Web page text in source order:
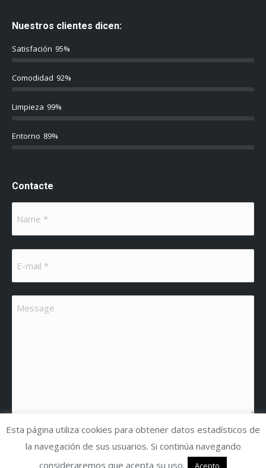
Nuestros clientes dicen:
Satisfación 95%
Comodidad 92%
Limpieza 99%
Entorno 89%
Contacte
Message
Submit
Esta página utiliza cookies para obtener datos estadísticos de
la navegación de sus usuarios. Si continúa navegando
consideraremos que acepta su uso.
Acepto